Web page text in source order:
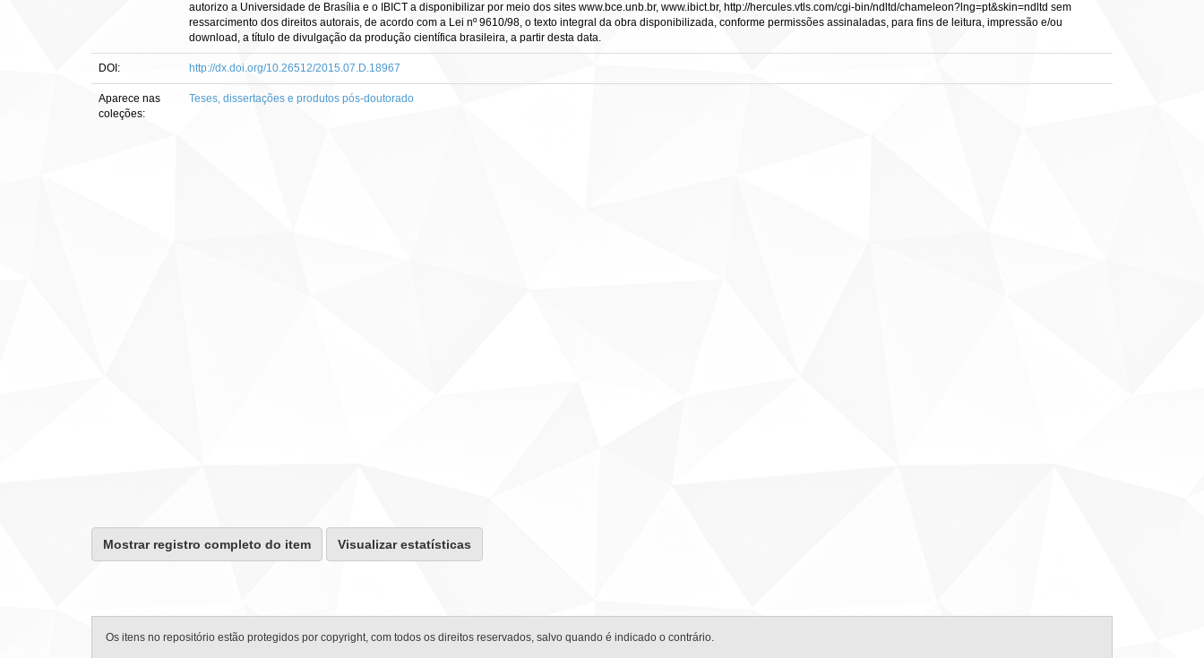
autorizo a Universidade de Brasília e o IBICT a disponibilizar por meio dos sites www.bce.unb.br, www.ibict.br, http://hercules.vtls.com/cgi-bin/ndltd/chameleon?lng=pt&skin=ndltd sem
ressarcimento dos direitos autorais, de acordo com a Lei nº 9610/98, o texto integral da obra disponibilizada, conforme permissões assinaladas, para fins de leitura, impressão e/ou
download, a título de divulgação da produção científica brasileira, a partir desta data.
DOI: http://dx.doi.org/10.26512/2015.07.D.18967
Aparece nas
coleções:
Teses, dissertações e produtos pós-doutorado
Mostrar registro completo do item Visualizar estatísticas
Os itens no repositório estão protegidos por copyright, com todos os direitos reservados, salvo quando é indicado o contrário.